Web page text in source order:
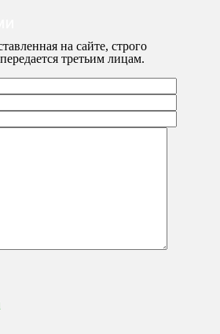
на сайте, строго
третьим лицам.